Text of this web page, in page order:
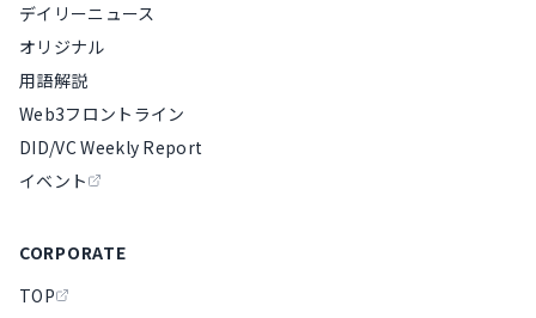
デイリーニュース
オリジナル
用語解説
Web3フロントライン
DID/VC Weekly Report
イベント
CORPORATE
TOP